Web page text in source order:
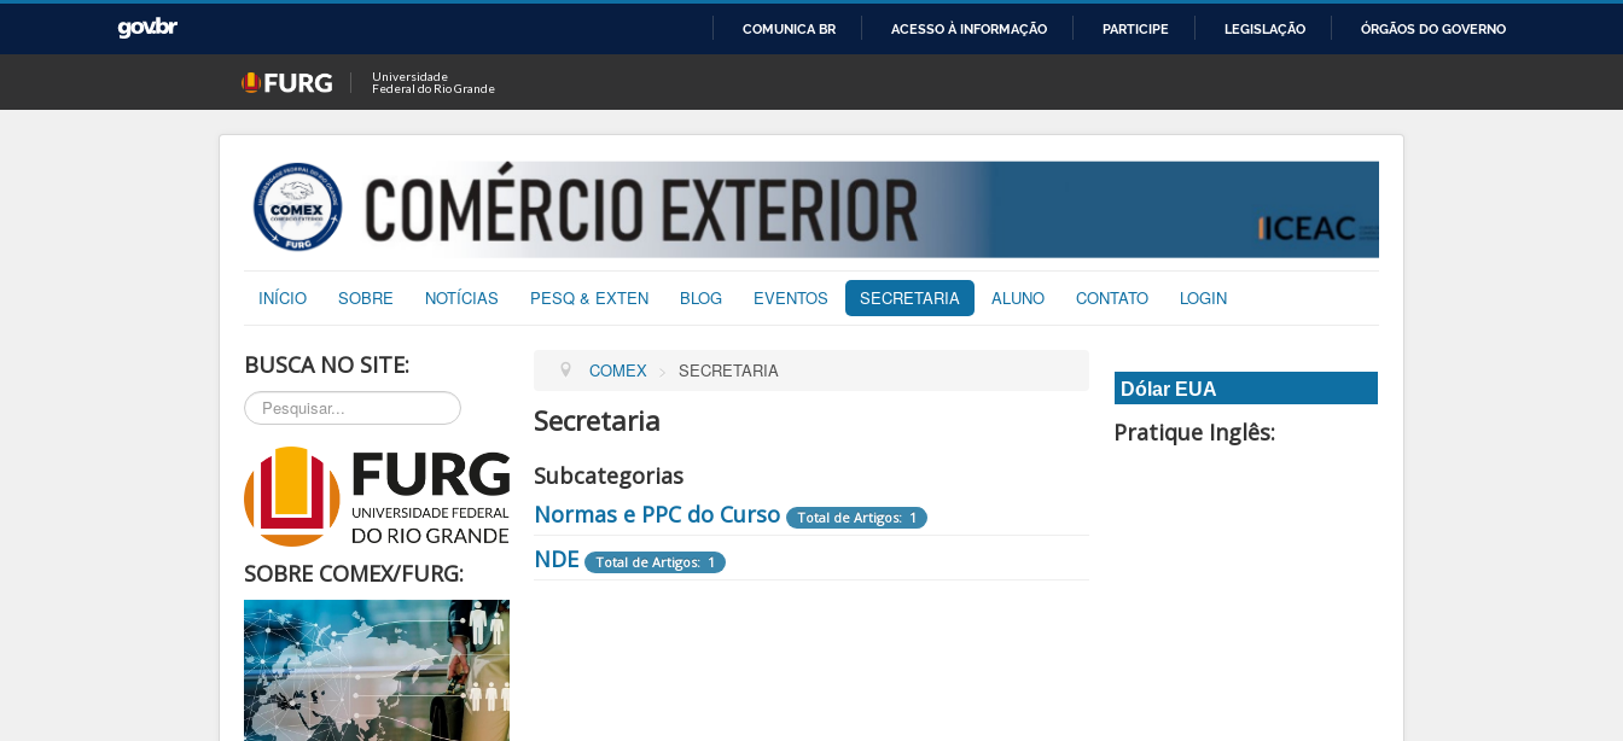
O
CONTEÚDO
COMUNICA BR ACESSO À INFORMAÇÃO PARTICIPE LEGISLAÇÃO ÓRGÃOS DO GOVERNO
Universidade
Federal do Rio Grande
INÍCIO SOBRE NOTÍCIAS PESQ & EXTEN BLOG EVENTOS SECRETARIA ALUNO CONTATO LOGIN
BUSCA NO SITE:
Pesquisar...
SOBRE COMEX/FURG:
COMEX > SECRETARIA
Secretaria
Subcategorias
Normas e PPC do Curso
Total de Artigos: 1
NDE Total de Artigos: 1
Dólar EUA
Pratique Inglês: